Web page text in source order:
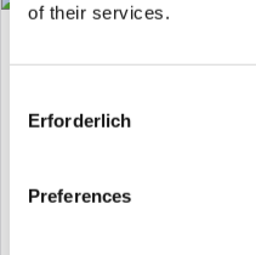
of their services.
Selection
Erforderlich
Preferences